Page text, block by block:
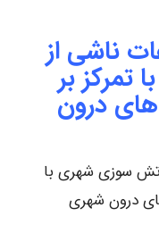
ناشی از
بر
درون
سوزی شهری با
درون شهری